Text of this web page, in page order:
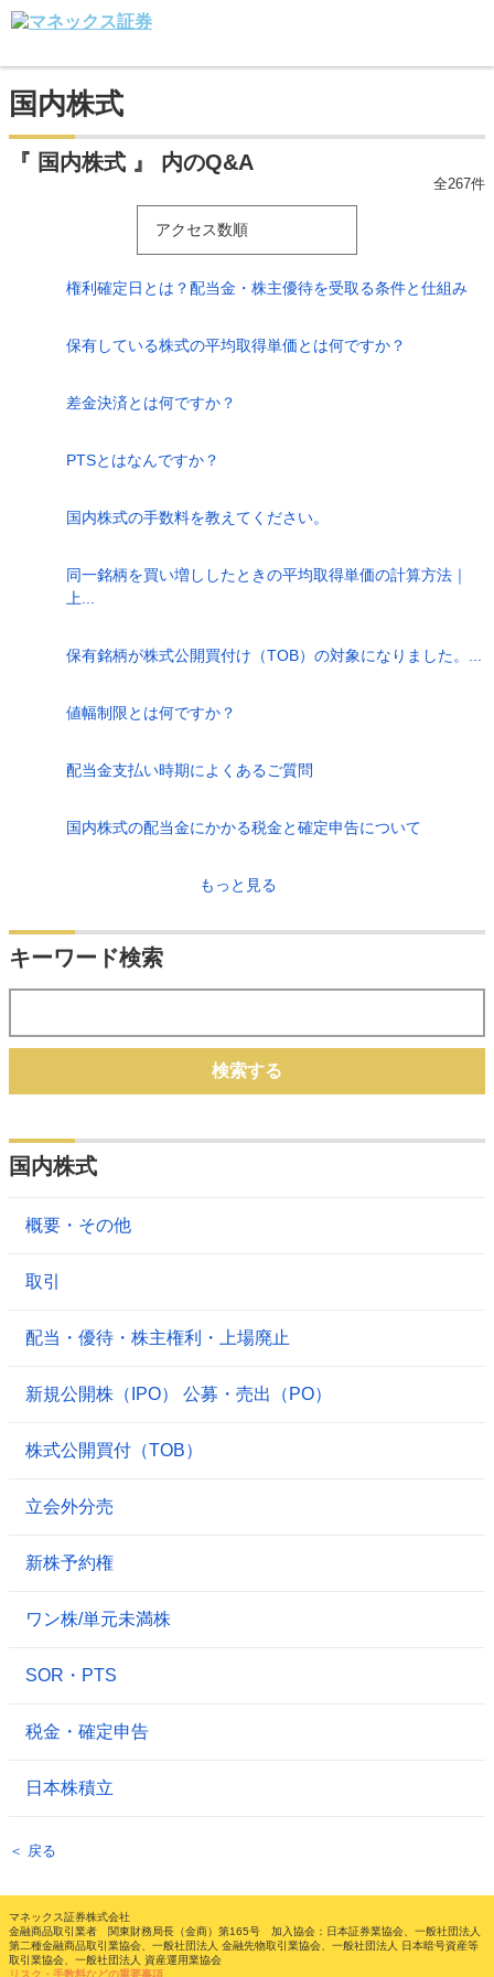
国内株式
『 国内株式 』 内のQ&A
全267件
アクセス数順
権利確定日とは？配当金・株主優待を受取る条件と仕組み
保有している株式の平均取得単価とは何ですか？
差金決済とは何ですか？
PTSとはなんですか？
国内株式の手数料を教えてください。
同一銘柄を買い増ししたときの平均取得単価の計算方法｜
上...
保有銘柄が株式公開買付け（TOB）の対象になりました。...
値幅制限とは何ですか？
配当金支払い時期によくあるご質問
国内株式の配当金にかかる税金と確定申告について
もっと見る
キーワード検索
検索する
国内株式
概要・その他
取引
配当・優待・株主権利・上場廃止
新規公開株（IPO） 公募・売出（PO）
株式公開買付（TOB）
立会外分売
新株予約権
ワン株/単元未満株
SOR・PTS
税金・確定申告
日本株積立
＜ 戻る
マネックス証券株式会社
金融商品取引業者 関東財務局長（金商）第165号 加入協会：日本証券業協会、一般社団法人
第二種金融商品取引業協会、一般社団法人 金融先物取引業協会、一般社団法人 日本暗号資産等
取引業協会、一般社団法人 資産運用業協会
リスク・手数料などの重要事項